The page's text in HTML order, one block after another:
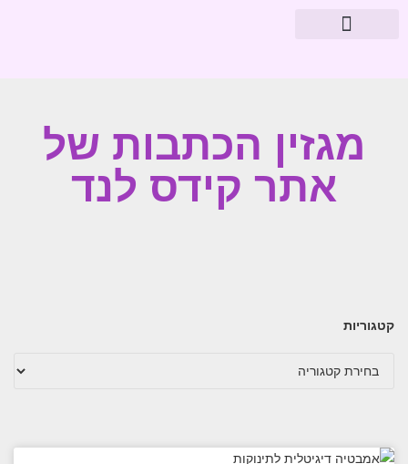
מגזין הכתבות של
אתר קידס לנד
קטגוריות